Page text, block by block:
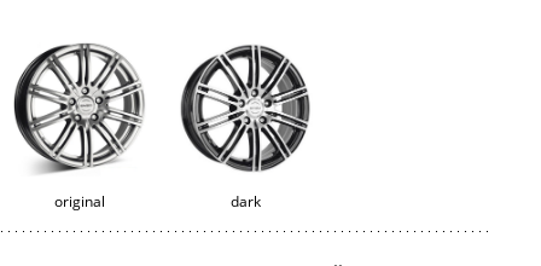
original dark